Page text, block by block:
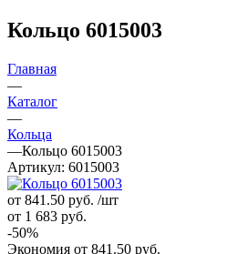
Кольцо 6015003
Главная
—
Каталог
—
Кольца
—Кольцо 6015003
Артикул: 6015003
от 841.50 руб. /шт
от 1 683 руб.
-50%
Экономия от 841.50 руб.